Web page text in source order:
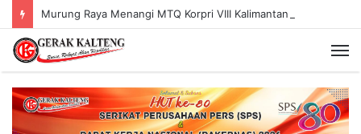
Murung Raya Menangi MTQ Korpri VIII Kalimantan Tengah